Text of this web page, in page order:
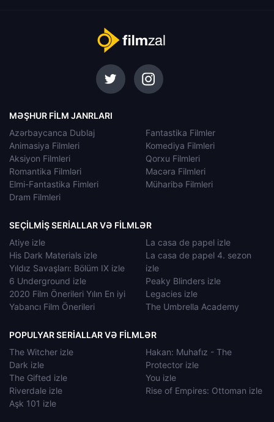
MƏŞHUR FILM JANRLARI
Azərbaycanca Dublaj
Animasiya Filmleri
Aksiyon Filmleri
Romantika Filmləri
Elmi-Fantastika Fimleri
Dram Filmleri
Fantastika Filmler
Komediya Filmleri
Qorxu Filmleri
Macəra Filmleri
Müharibə Filmleri
SEÇILMIŞ SERIALLAR VƏ FILMLƏR
Atiye izle
His Dark Materials izle
Yıldız Savaşları: Bölüm IX izle
6 Underground izle
2020 Film Önerileri Yılın En iyi
Yabancı Film Önerileri
La casa de papel izle
La casa de papel 4. sezon
izle
Peaky Blinders izle
Legacies izle
The Umbrella Academy
POPULYAR SERIALLAR VƏ FILMLƏR
The Witcher izle
Dark izle
The Gifted izle
Riverdale izle
Aşk 101 izle
Hakan: Muhafız - The
Protector izle
You izle
Rise of Empires: Ottoman izle